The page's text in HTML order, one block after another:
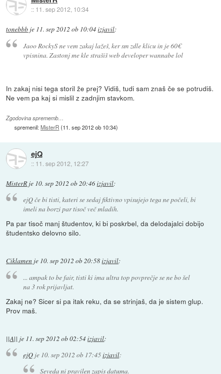
:: 11. sep 2012, 10:34
tonebbb je 11. sep 2012 ob 10:04izjavil:
Jaoo RockyS ne vem zakaj lažeš, ker sm zdle klicu in je 60€
vpisnina. Zastonj me kle strašiš web developer wannabe lol
In zakaj nisi tega storil že prej? Vidiš, tudi sam znaš če se potrudiš.
Ne vem pa kaj si mislil z zadnjim stavkom.
Zgodovina sprememb…
spremenil:MisterR (11. sep 2012 ob 10:34)
ejQ
:: 11. sep 2012, 12:27
MisterR je 10. sep 2012 ob 20:46izjavil:
ejQ če bi tisti, kateri se sedaj fiktivno vpisujejo tega ne počeli, bi
imeli na borzi par tisoč več mladih.
Pa par tisoč manj študentov, ki bi poskrbel, da delodajalci dobijo
študentsko delovno silo.
Ciklamen je 10. sep 2012 ob 20:58izjavil:
... ampak to be fair, tisti ki ima ultra top povprečje se ne bo šel
na 3 rok prijavljat.
Zakaj ne? Sicer si pa itak reku, da se strinjaš, da je sistem glup.
Prov maš.
||A|| je 11. sep 2012 ob 02:54izjavil:
ejQje 10. sep 2012 ob 17:45izjavil:
Sevedanipravilen zapis datuma.